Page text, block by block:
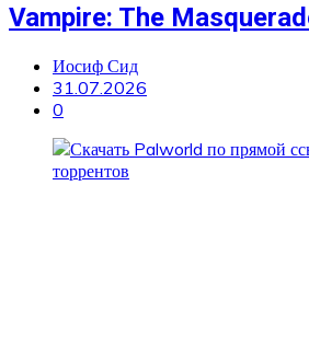
Vampire: The
Иосиф Сид
31.07.2026
0